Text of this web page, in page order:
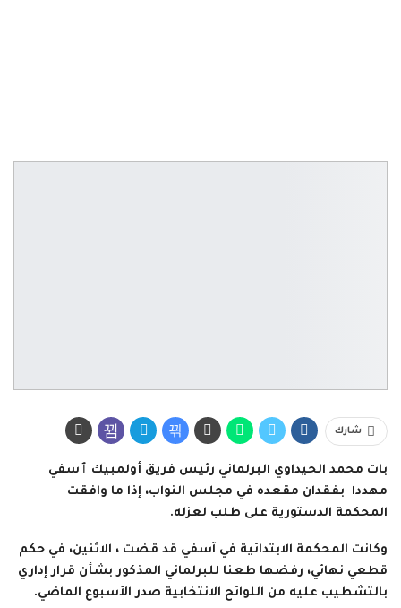
شارك
بات محمد الحيداوي البرلماني رئيس فريق أولمبيك ٱسفي
مهددا بفقدان مقعده في مجلس النواب، إذا ما وافقت
المحكمة الدستورية على طلب لعزله.
وكانت المحكمة الابتدائية في آسفي قد قضت ، الاثنين، في حكم
قطعي نهائي، رفضها طعنا للبرلماني المذكور بشأن قرار إداري
بالتشطيب عليه من اللوائح الانتخابية صدر الأسبوع الماضي.